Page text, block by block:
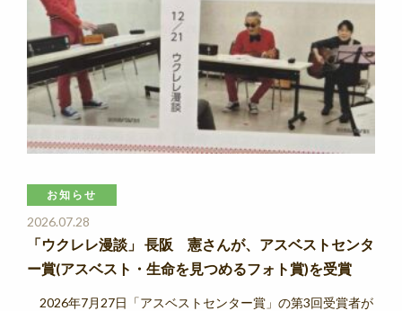
お知らせ
2026.07.28
「ウクレレ漫談」 長阪 憲さんが、アスベストセンタ
ー賞(アスベスト・生命を見つめるフォト賞)を受賞
2026年7月27日「アスベストセンター賞」の第3回受賞者が